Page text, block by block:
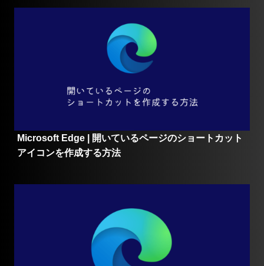
Microsoft Edge | 開いているページのショートカット
アイコンを作成する方法